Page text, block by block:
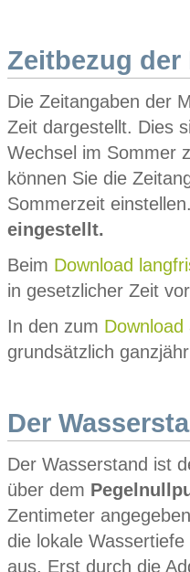
Zeitbezug der
Die Zeitangaben der
Zeit dargestellt. Dies
Wechsel im Sommer
können Sie die
Sommerzeit
eingestellt.
Beim Download
in gesetzlicher Zeit
In den zum Download
grundsätzlich
Der
Der Wasserstand ist
über dem
Zentimeter
die lokale
aus. Erst durch die